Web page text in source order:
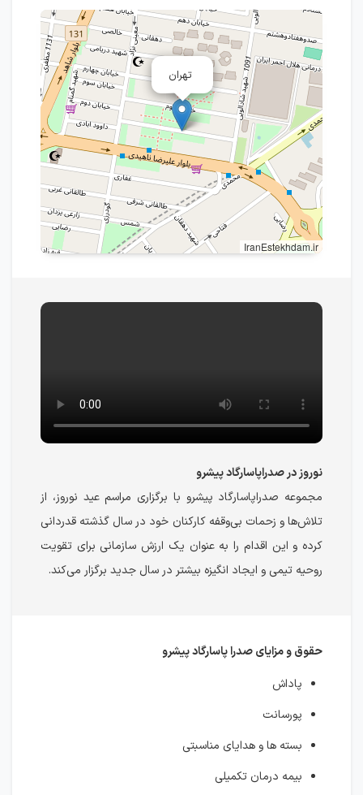
تهران
IranEstekhdam.ir
نوروز در صدراپاسارگاد پیشرو
مجموعه صدراپاسارگاد پیشرو با برگزاری مراسم عید نوروز، از
تلاش‌ها و زحمات بی‌وقفه کارکنان خود در سال گذشته قدردانی
کرده و این اقدام را به عنوان یک ارزش سازمانی برای تقویت
روحیه تیمی و ایجاد انگیزه بیشتر در سال جدید برگزار می‌کند.
حقوق و مزایای صدرا پاسارگاد پیشرو
پاداش
پورسانت
بسته ها و هدایای مناسبتی
بیمه درمان تکمیلی